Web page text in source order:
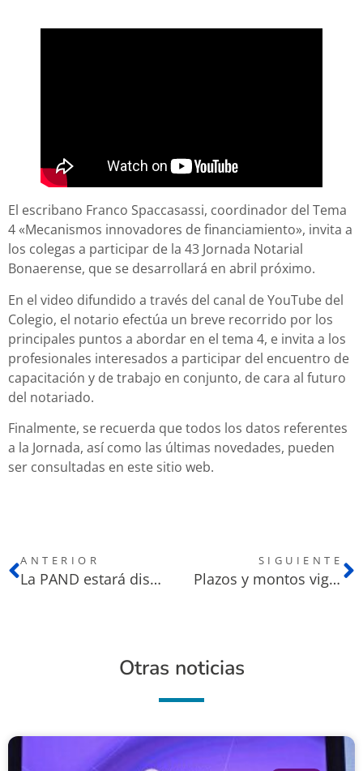
El escribano Franco Spaccasassi, coordinador del Tema
4 «Mecanismos innovadores de financiamiento», invita a
los colegas a participar de la 43 Jornada Notarial
Bonaerense, que se desarrollará en abril próximo.
En el video difundido a través del canal de YouTube del
Colegio, el notario efectúa un breve recorrido por los
principales puntos a abordar en el tema 4, e invita a los
profesionales interesados a participar del encuentro de
capacitación y de trabajo en conjunto, de cara al futuro
del notariado.
Finalmente, se recuerda que todos los datos referentes
a la Jornada, así como las últimas novedades, pueden
ser consultadas en este sitio web.
ANTERIOR
La PAND estará disponible para su prueba en la 43 JNB
SIGUIENTE
Plazos y montos vigentes para efectivizar la inscripción a la Jornada
Otras noticias